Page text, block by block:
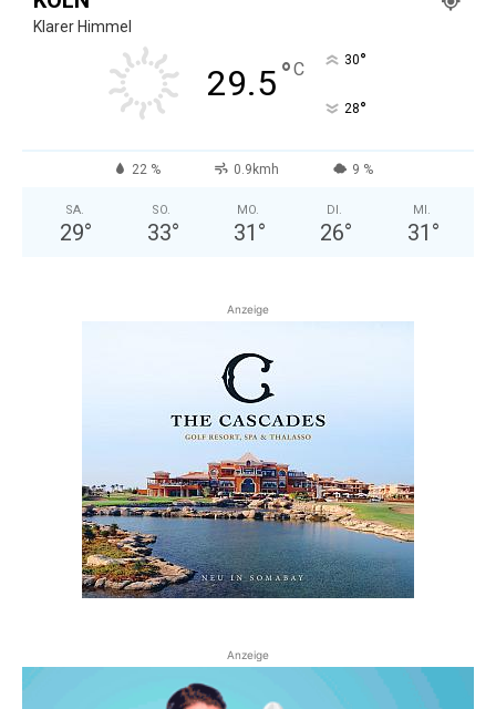
Klarer Himmel
29.5°C 30°
28°
22 % 0.9kmh 9 %
SA.
29°
SO.
33°
MO.
31 °
DI.
26°
MI.
31 °
Anzeige
Anzeige